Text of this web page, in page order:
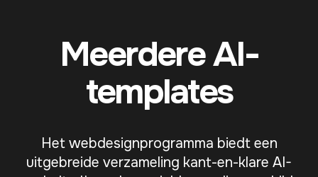
Meerdere AI-
templates
Het webdesignprogramma biedt een
uitgebreide verzameling kant-en-klare AI-